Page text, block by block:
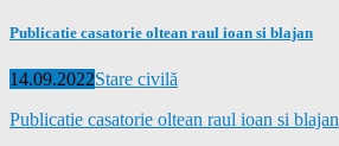
Publicatie casatorie oltean raul ioan si blajan
Posted
14.09.2022Categories
Stare civilă
Publicatie casatorie oltean raul ioan si blajan